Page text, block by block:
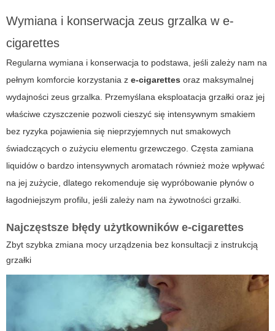
Wymiana i konserwacja zeus grzalka w e-
cigarettes
Regularna wymiana i konserwacja to podstawa, jeśli zależy nam na
pełnym komforcie korzystania z e-cigarettes oraz maksymalnej
wydajności zeus grzalka. Przemyślana eksploatacja grzałki oraz jej
właściwe czyszczenie pozwoli cieszyć się intensywnym smakiem
bez ryzyka pojawienia się nieprzyjemnych nut smakowych
świadczących o zużyciu elementu grzewczego. Częsta zamiana
liquidów o bardzo intensywnych aromatach również może wpływać
na jej zużycie, dlatego rekomenduje się wypróbowanie płynów o
łagodniejszym profilu, jeśli zależy nam na żywotności grzałki.
Najczęstsze błędy użytkowników e-cigarettes
Zbyt szybka zmiana mocy urządzenia bez konsultacji z instrukcją
grzałki